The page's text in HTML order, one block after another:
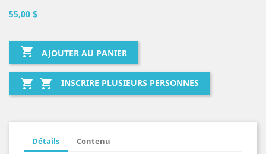
55,00 $
 AJOUTER AU PANIER
  INSCRIRE PLUSIEURS PERSONNES
Détails Contenu